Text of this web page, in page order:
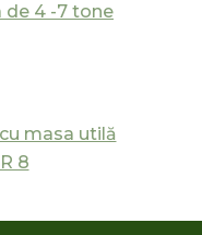
de 4 -7 tone
masa utilă
8